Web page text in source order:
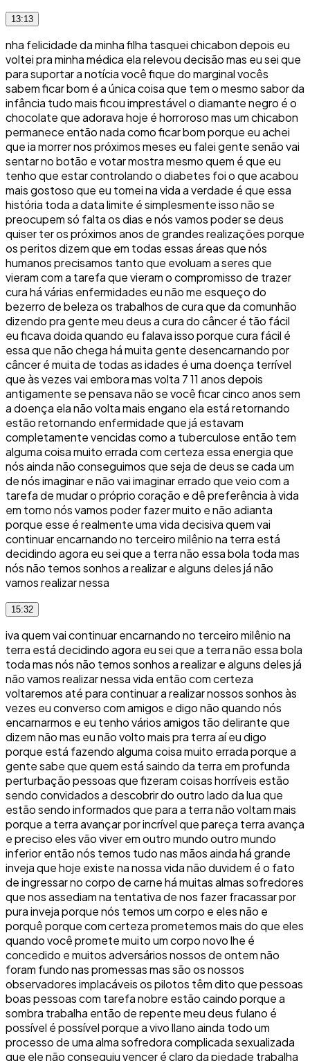
13:13
nha felicidade da minha filha tasquei chicabon depois eu
voltei pra minha médica ela relevou decisão mas eu sei que
para suportar a notícia você fique do marginal vocês
sabem ficar bom é a única coisa que tem o mesmo sabor da
infância tudo mais ficou imprestável o diamante negro é o
chocolate que adorava hoje é horroroso mas um chicabon
permanece então nada como ficar bom porque eu achei
que ia morrer nos próximos meses eu falei gente senão vai
sentar no botão e votar mostra mesmo quem é que eu
tenho que estar controlando o diabetes foi o que acabou
mais gostoso que eu tomei na vida a verdade é que essa
história toda a data limite é simplesmente isso não se
preocupem só falta os dias e nós vamos poder se deus
quiser ter os próximos anos de grandes realizações porque
os peritos dizem que em todas essas áreas que nós
humanos precisamos tanto que evoluam a seres que
vieram com a tarefa que vieram o compromisso de trazer
cura há várias enfermidades eu não me esqueço do
bezerro de beleza os trabalhos de cura que da comunhão
dizendo pra gente meu deus a cura do câncer é tão fácil
eu ficava doida quando eu falava isso porque cura fácil é
essa que não chega há muita gente desencarnando por
câncer é muita de todas as idades é uma doença terrível
que às vezes vai embora mas volta 7 11 anos depois
antigamente se pensava não se você ficar cinco anos sem
a doença ela não volta mais engano ela está retornando
estão retornando enfermidade que já estavam
completamente vencidas como a tuberculose então tem
alguma coisa muito errada com certeza essa energia que
nós ainda não conseguimos que seja de deus se cada um
de nós imaginar e não vai imaginar errado que veio com a
tarefa de mudar o próprio coração e dê preferência à vida
em torno nós vamos poder fazer muito e não adianta
porque esse é realmente uma vida decisiva quem vai
continuar encarnando no terceiro milênio na terra está
decidindo agora eu sei que a terra não essa bola toda mas
nós não temos sonhos a realizar e alguns deles já não
vamos realizar nessa
15:32
iva quem vai continuar encarnando no terceiro milênio na
terra está decidindo agora eu sei que a terra não essa bola
toda mas nós não temos sonhos a realizar e alguns deles já
não vamos realizar nessa vida então com certeza
voltaremos até para continuar a realizar nossos sonhos às
vezes eu converso com amigos e digo não quando nós
encarnarmos e eu tenho vários amigos tão delirante que
dizem não mas eu não volto mais pra terra aí eu digo
porque está fazendo alguma coisa muito errada porque a
gente sabe que quem está saindo da terra em profunda
perturbação pessoas que fizeram coisas horríveis estão
sendo convidados a descobrir do outro lado da lua que
estão sendo informados que para a terra não voltam mais
porque a terra avançar por incrível que pareça terra avança
e preciso eles vão viver em outro mundo outro mundo
inferior então nós temos tudo nas mãos ainda há grande
inveja que hoje existe na nossa vida não duvidem é o fato
de ingressar no corpo de carne há muitas almas sofredores
que nos assediam na tentativa de nos fazer fracassar por
pura inveja porque nós temos um corpo e eles não e
porquê porque com certeza prometemos mais do que eles
quando você promete muito um corpo novo lhe é
concedido e muitos adversários nossos de ontem não
foram fundo nas promessas mas são os nossos
observadores implacáveis os pilotos têm dito que pessoas
boas pessoas com tarefa nobre estão caindo porque a
sombra trabalha então de repente meu deus fulano é
possível é possível porque a vivo llano ainda todo um
processo de uma alma sofredora complicada sexualizada
que ele não conseguiu vencer é claro da piedade trabalha